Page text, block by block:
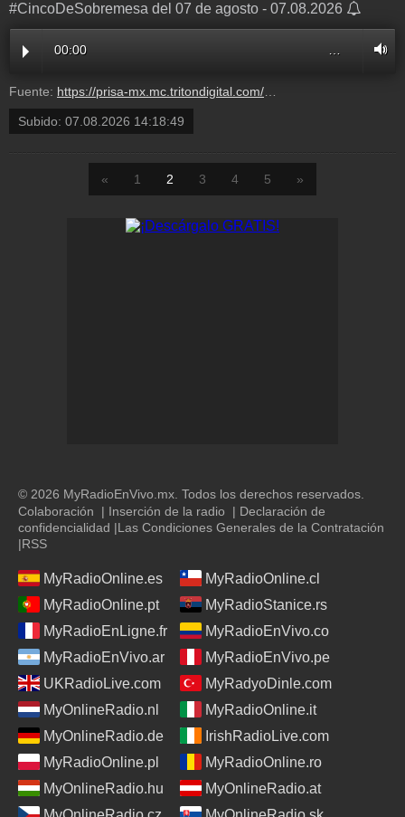
#CincoDeSobremesa del 07 de agosto - 07.08.2026
00:00
Fuente: https://prisa-mx.mc.tritondigital.com/ASI_LAS_COSAS_CON_CARLOS_LORET_DE_MOLA_W_RADIO_1204_P/media/play/audios/2026/8/7/111RD380000000191842.mp3?dest=asi_las_cosas_con_carlos_loret_de_mola
Subido: 07.08.2026 14:18:49
« 1 2 3 4 5 »
© 2026 MyRadioEnVivo.mx. Todos los derechos reservados.
Colaboración | Inserción de la radio | Declaración de
confidencialidad |Las Condiciones Generales de la Contratación
|RSS
MyRadioOnline.es
MyRadioOnline.cl
MyRadioOnline.pt
MyRadioStanice.rs
MyRadioEnLigne.fr
MyRadioEnVivo.co
MyRadioEnVivo.ar
MyRadioEnVivo.pe
UKRadioLive.com
MyRadyoDinle.com
MyOnlineRadio.nl
MyRadioOnline.it
MyOnlineRadio.de
IrishRadioLive.com
MyRadioOnline.pl
MyRadioOnline.ro
MyOnlineRadio.hu
MyOnlineRadio.at